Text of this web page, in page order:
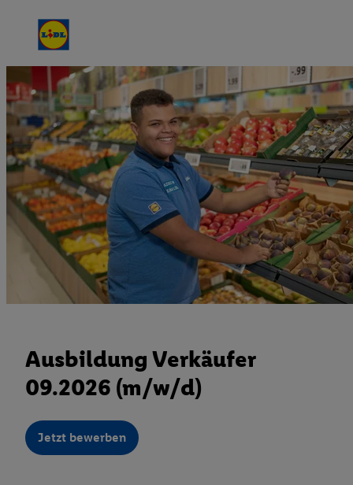
Ausbildung Verkäufer
09.2026 (m/w/d)
Jetzt bewerben